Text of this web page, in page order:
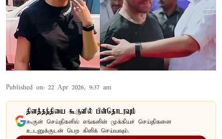
Published on: 22 Apr 2026, 9:37 am
தினத்தந்தியை கூகுளில் பின்தொடரவும்
கூகுள் செய்திகளில் எங்களின் முக்கியச் செய்திகளை
உடனுக்குடன் பெற கிளிக் செய்யவும்.